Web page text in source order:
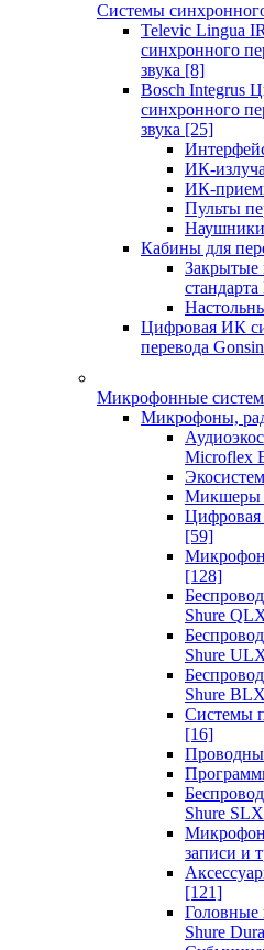
Системы
Televic Lingua
синхронного
звука [8]
Bosch Integrus
синхронного
звука [25]
ИК-
ИК-
Пульты
Наушники
Кабины для
Закрытые
Цифровая ИК
перевода Gonsin
Микрофонные
Микрофоны,
Microflex
Микшеры
Цифровая
[59]
[128]
Shure
Shure
Shure
Системы
[16]
Shure
записи и
[121]
Shure